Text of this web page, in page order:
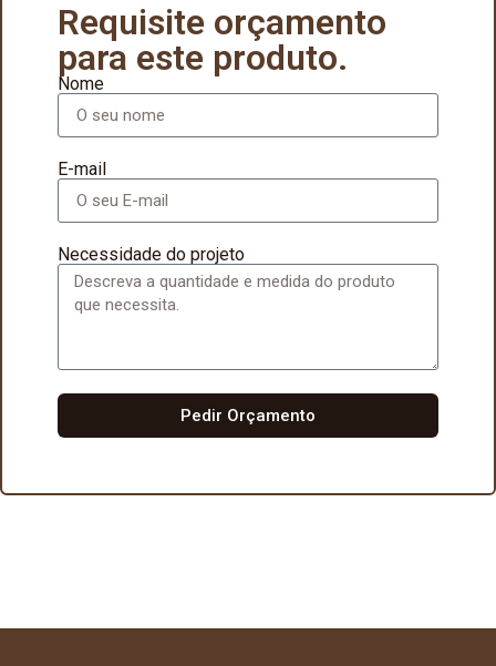
Requisite orçamento
para este produto.
Nome
E-mail
Necessidade do projeto
Pedir Orçamento